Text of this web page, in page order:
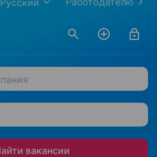
Русский
вакансии